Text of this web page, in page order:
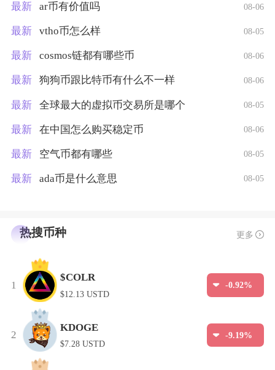
最新 ar币有价值吗 08-06
最新 vtho币怎么样 08-05
最新 cosmos链都有哪些币 08-06
最新 狗狗币跟比特币有什么不一样 08-06
最新 全球最大的虚拟币交易所是哪个 08-05
最新 在中国怎么购买稳定币 08-06
最新 空气币都有哪些 08-05
最新 ada币是什么意思 08-05
热搜币种 更多
1
$COLR
$12.13 USTD
-0.92%
2
KDOGE
$7.28 USTD
-9.19%